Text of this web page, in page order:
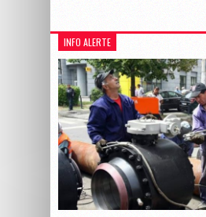
INFO ALERTE